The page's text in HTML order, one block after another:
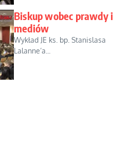
Biskup wobec prawdy i
mediów
Wykład JE ks. bp. Stanislasa
Lalanne’a...